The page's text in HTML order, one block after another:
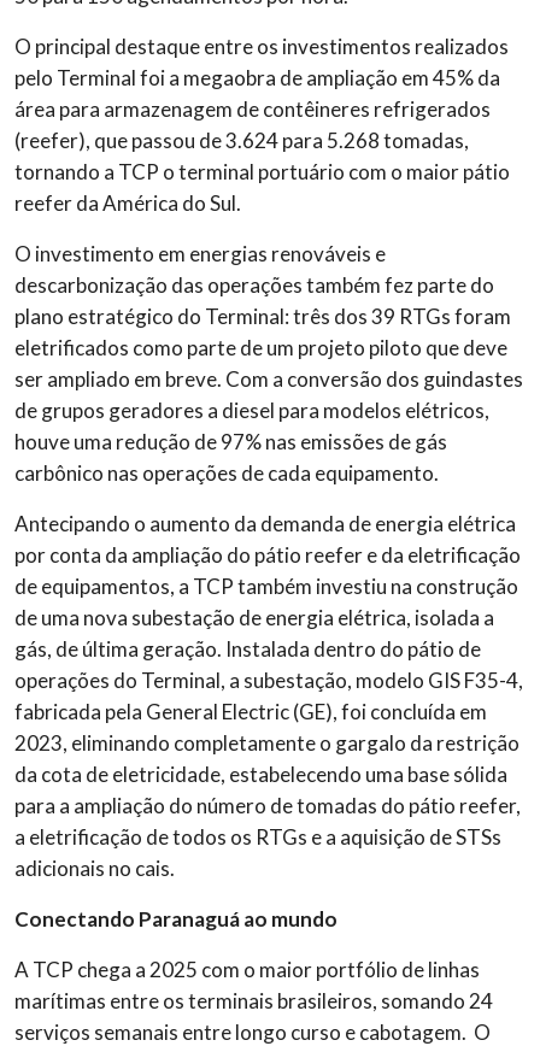
O principal destaque entre os investimentos realizados
pelo Terminal foi a megaobra de ampliação em 45% da
área para armazenagem de contêineres refrigerados
(reefer), que passou de 3.624 para 5.268 tomadas,
tornando a TCP o terminal portuário com o maior pátio
reeferda América do Sul.
O investimento em energias renováveis e
descarbonização das operações também fez parte do
plano estratégico do Terminal: três dos 39 RTGs foram
eletrificados como parte de um projeto piloto que deve
ser ampliado em breve. Com a conversão dos guindastes
de grupos geradores a diesel para modelos elétricos,
houve uma redução de 97% nas emissões de gás
carbônico nas operações de cada equipamento.
Antecipando o aumento da demanda de energia elétrica
por conta da ampliação do pátio reefere da eletrificação
de equipamentos, a TCP também investiu na construção
de uma nova subestação de energia elétrica, isolada a
gás, de última geração. Instalada dentro do pátio de
operações do Terminal, a subestação, modelo GIS F35-4,
fabricada pela General Electric (GE), foi concluída em
2023, eliminando completamente o gargalo da restrição
da cota de eletricidade, estabelecendo uma base sólida
para a ampliação do número de tomadas do pátio reefer,
a eletrificação de todos os RTGs e a aquisição de STSs
adicionais no cais.
Conectando Paranaguá ao mundo
A TCP chega a 2025 com o maior portfólio de linhas
marítimas entre os terminais brasileiros, somando 24
serviços semanais entre longo curso e cabotagem. O